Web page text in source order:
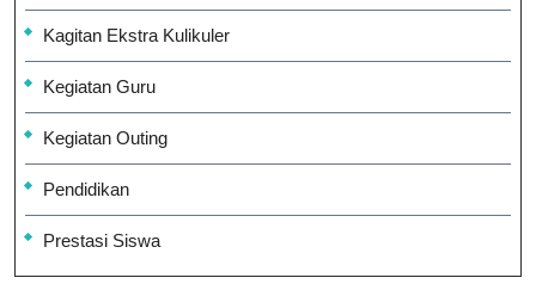
Kagitan Ekstra Kulikuler
Kegiatan Guru
Kegiatan Outing
Pendidikan
Prestasi Siswa